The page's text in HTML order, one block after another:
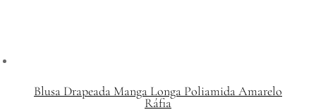
Blusa Drapeada Manga Longa Poliamida Amarelo
Ráfia